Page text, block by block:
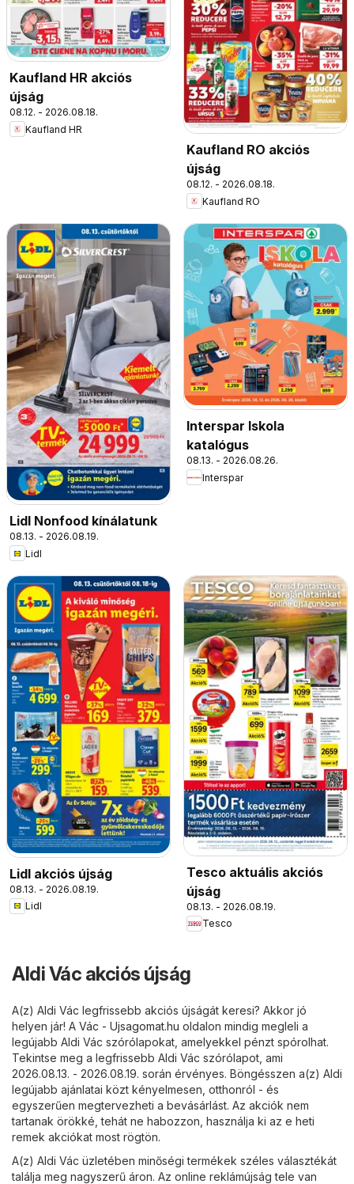
Kaufland HR akciós
újság
08.12. - 2026.08.18.
Kaufland HR
Kaufland RO akciós
újság
08.12. - 2026.08.18.
Kaufland RO
Lidl Nonfood kínálatunk
08.13. - 2026.08.19.
Lidl
Interspar Iskola
katalógus
08.13. - 2026.08.26.
Interspar
Lidl akciós újság
08.13. - 2026.08.19.
Lidl
Tesco aktuális akciós
újság
08.13. - 2026.08.19.
Tesco
Aldi Vác akciós újság
A(z) Aldi Vác legfrissebb akciós újságát keresi? Akkor jó
helyen jár! A Vác - Ujsagomat.hu oldalon mindig megleli a
legújabb Aldi Vác szórólapokat, amelyekkel pénzt spórolhat.
Tekintse meg a legfrissebb Aldi Vác szórólapot, ami
2026.08.13. - 2026.08.19. során érvényes. Böngésszen a(z) Aldi
legújabb ajánlatai közt kényelmesen, otthonról - és
egyszerűen megtervezheti a bevásárlást. Az akciók nem
tartanak örökké, tehát ne habozzon, használja ki az e heti
remek akciókat most rögtön.
A(z) Aldi Vác üzletében minőségi termékek széles választékát
találja meg nagyszerű áron. Az online reklámújság tele van